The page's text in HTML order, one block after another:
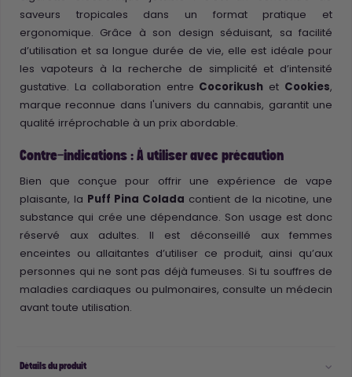
saveurs tropicales dans un format pratique et
ergonomique. Grâce à son design séduisant, sa facilité
d’utilisation et sa longue durée de vie, elle est idéale pour
les vapoteurs à la recherche de simplicité et d’intensité
gustative. La collaboration entre Cocorikush et Cookies,
marque reconnue dans l'univers du cannabis, garantit une
qualité irréprochable à un prix abordable.
Contre-indications : À utiliser avec précaution
Bien que conçue pour offrir une expérience de vape
plaisante, la Puff Pina Colada contient de la nicotine, une
substance qui crée une dépendance. Son usage est donc
réservé aux adultes. Il est déconseillé aux femmes
enceintes ou allaitantes d’utiliser ce produit, ainsi qu’aux
personnes qui ne sont pas déjà fumeuses. Si tu souffres de
maladies cardiaques ou pulmonaires, consulte un médecin
avant toute utilisation.
Détails du produit